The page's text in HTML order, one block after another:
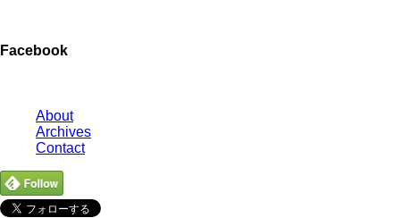
Facebook
About
Archives
Contact